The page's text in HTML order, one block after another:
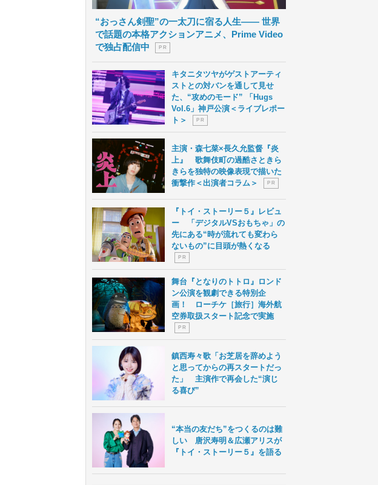
“おっさん剣聖”の一太刀に宿る人生―― 世界
で話題の本格アクションアニメ、Prime Video
で独占配信中
P R
キタニタツヤがゲストアーティ
ストとの対バンを通して見せ
た、“攻めのモード” 「Hugs
Vol.6」神戸公演＜ライブレポー
ト＞
P R
主演・森七菜×長久允監督『炎
上』 歌舞伎町の過酷さときら
きらを独特の映像表現で描いた
衝撃作＜出演者コラム＞
P R
『トイ・ストーリー５』レビュ
ー 「デジタルVSおもちゃ」の
先にある“時が流れても変わら
ないもの”に目頭が熱くなる
P R
舞台『となりのトトロ』ロンド
ン公演を観劇できる特別企
画！ ローチケ［旅行］海外航
空券取扱スタート記念で実施
P R
鎮西寿々歌「お芝居を辞めよう
と思ってからの再スタートだっ
た」 主演作で再会した“演じ
る喜び”
“本当の友だち”をつくるのは難
しい 唐沢寿明＆広瀬アリスが
『トイ・ストーリー５』を語る